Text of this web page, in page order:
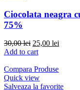
Ciocolata neagra
75%
30,00lei Original
price
30,00 lei.
25,00 lei
Add to cart
Compara Produse
Quick view
Salveaza la favorite